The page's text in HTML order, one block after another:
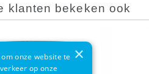
klanten bekeken ook
×
onze website te
op onze